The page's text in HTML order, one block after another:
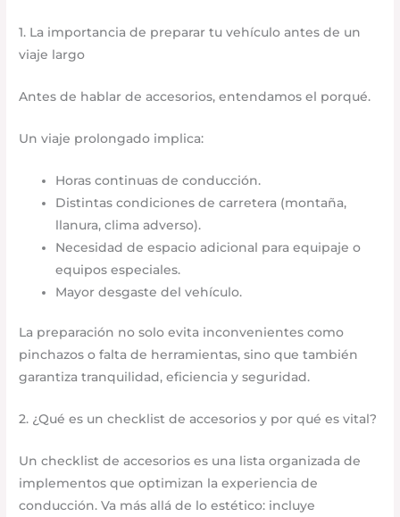
1. La importancia de preparar tu vehículo antes de un
viaje largo
Antes de hablar de accesorios, entendamos el porqué.
Un viaje prolongado implica:
Horas continuas de conducción.
Distintas condiciones de carretera (montaña,
llanura, clima adverso).
Necesidad de espacio adicional para equipaje o
equipos especiales.
Mayor desgaste del vehículo.
La preparación no solo evita inconvenientes como
pinchazos o falta de herramientas, sino que también
garantiza tranquilidad, eficiencia y seguridad.
2. ¿Qué es un checklist de accesorios y por qué es vital?
Un checklist de accesorios es una lista organizada de
implementos que optimizan la experiencia de
conducción. Va más allá de lo estético: incluye